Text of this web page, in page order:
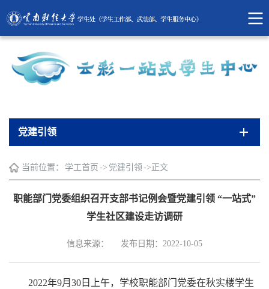
党建引领
当前位置： 学工首页 -> 党建引领 -> 正文
职能部门党委组织召开支部书记例会暨党建引领 “一站式”
学生社区建设走访调研
信息来源： 发布日期：2022-10-05
2022年9月30日上午，学校职能部门党委在秋实楼学生